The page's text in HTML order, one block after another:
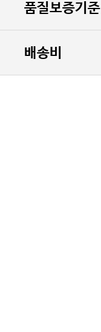
품질보증기준
배송비